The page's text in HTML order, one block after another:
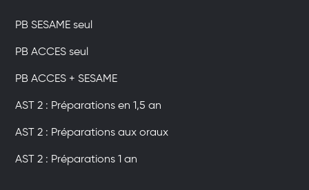
PB SESAME seul
PB ACCES seul
PB ACCES + SESAME
AST 2 : Préparations en 1,5 an
AST 2 : Préparations aux oraux
AST 2 : Préparations 1 an